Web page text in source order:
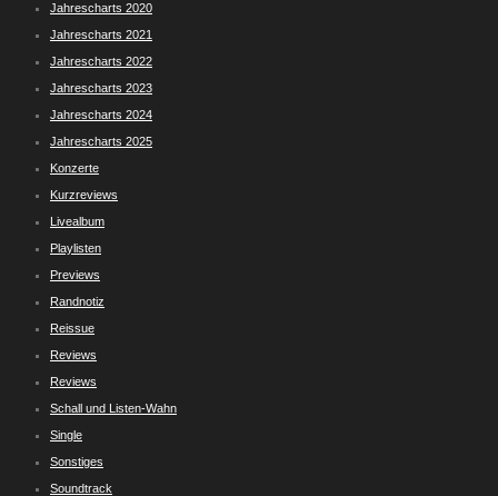
Jahrescharts 2020
Jahrescharts 2021
Jahrescharts 2022
Jahrescharts 2023
Jahrescharts 2024
Jahrescharts 2025
Konzerte
Kurzreviews
Livealbum
Playlisten
Previews
Randnotiz
Reissue
Reviews
Reviews
Schall und Listen-Wahn
Single
Sonstiges
Soundtrack